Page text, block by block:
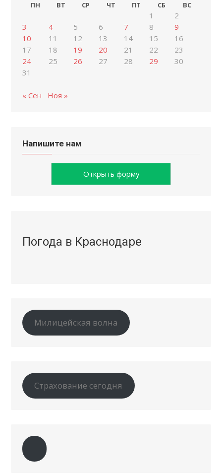
ПН ВТ СР ЧТ ПТ СБ ВС
1
2
3
4 5 6 7 8
9
10
11 12 13 14 15
16
17
18 19 20 21 22
23
24
25 26 27 28 29
30
31
« Сен Ноя »
Напишите нам
Открыть форму
Погода в Краснодаре
Милицейская волна
Страхование сегодня